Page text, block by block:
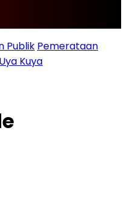
Publik Pemerataan
Kuya